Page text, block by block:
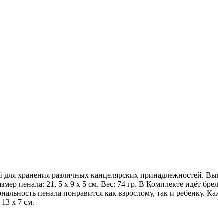
хранения различных канцелярских принадлежностей.
пенала: 21, 5 х 9 х 5 см. Вес: 74 гр. В Комплекте идёт
пенала понравится как взрослому, так и ребенку.
13 х 7 см.